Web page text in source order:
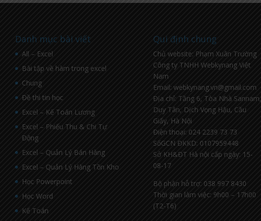
Danh mục bài viết
All – Excel
Bài tập về hàm trong excel
Chung
Đề thi tin học
Excel – Kế Toán Lương
Excel – Phiếu Thu & Chi Tự
Động
Excel – Quản Lý Bán Hàng
Excel – Quản Lý Hàng Tồn Kho
Học Powerpoint
Học Word
Kế Toán
Qui định chung
Chủ website: Phạm Xuân Trường
Công ty TNHH Webkynang Việt
Nam
Email: webkynang.vn@gmail.com
Địa chỉ: Tầng 6, Tòa Nhà Sannam,
Duy Tân, Dịch Vọng Hậu, Cầu
Giấy, Hà Nội
Điện thoại: 024 2239 73 73
SốGCN ĐKKD: 0107959448
Sở KH&ĐT Hà nội cấp ngày: 15-
08-17
Bộ phận hỗ trợ: 038 997 8430
Thời gian làm việc: 9h00 – 17h00
(T2-T6)